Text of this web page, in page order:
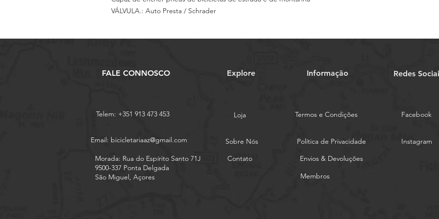
VÁLVULA.: Auto Presta / Schrader
FALE CONNOSCO Explore Informação Redes
Telem: +351 913 473 453 Loja Termos e Condições Facebook
Email: bicicletariaaz@gmail.com
Sobre Nós
Contato
Morada: Rua do Espírito Santo 71J
9500-337 Ponta Delgada
São Miguel, Açores
Política de Privacidade
Instagram
Envios & Devoluções
Membros